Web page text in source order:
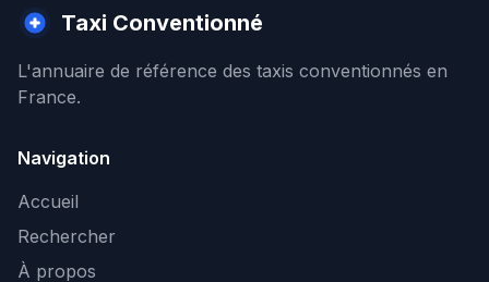
Taxi Conventionné
L'annuaire de référence des taxis conventionnés en
France.
Navigation
Accueil
Rechercher
À propos